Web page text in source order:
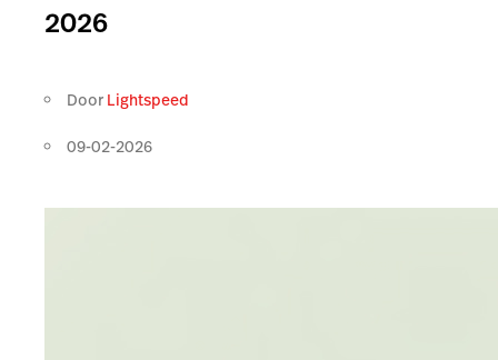
2026
Door Lightspeed
09-02-2026